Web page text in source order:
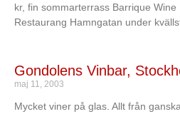
kr, fin sommarterrass Barrique
Restaurang Hamngatan under
Gondolens Vinbar,
maj 11, 2003
Mycket viner på glas. Allt från